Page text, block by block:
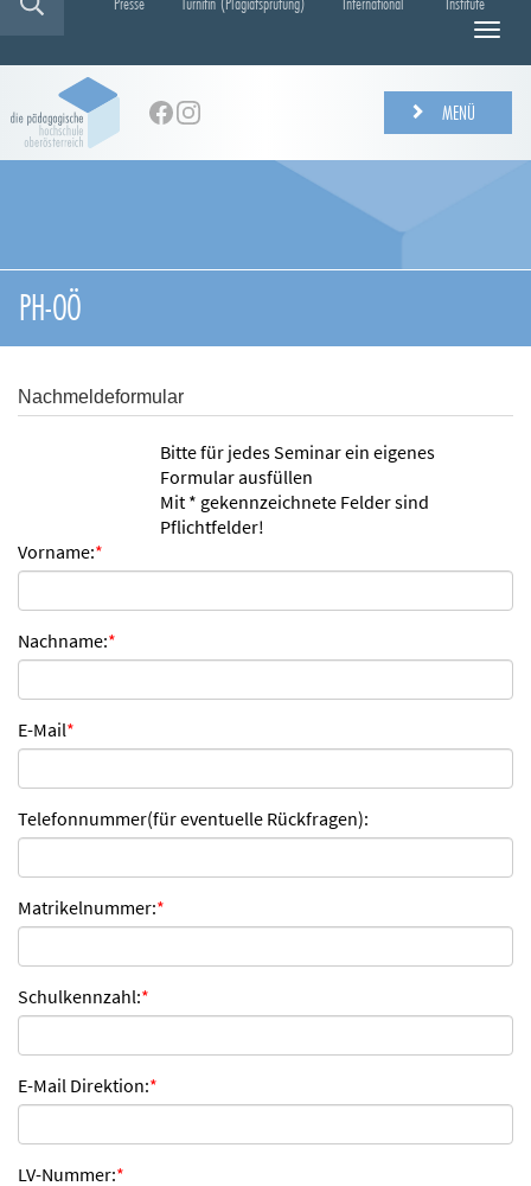
N
g
a
e
MENÜ
PH-OÖ
Nachmeldeformular
Bitte für jedes Seminar ein eigenes
Formular ausfüllen
Mit * gekennzeichnete Felder sind
Pflichtfelder!
Vorname:*
Nachname:*
E-Mail*
Telefonnummer(für eventuelle Rückfragen):
Matrikelnummer:*
Schulkennzahl:*
E-Mail Direktion:*
LV-Nummer:*